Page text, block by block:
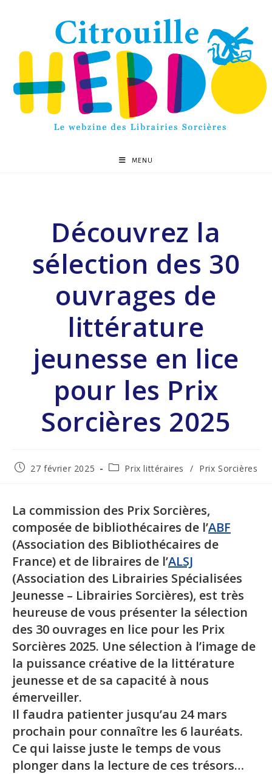
MENU
Découvrez la
sélection des 30
ouvrages de
littérature
jeunesse en lice
pour les Prix
Sorcières 2025
27 février 2025 Prix littéraires / Prix Sorcières
La commission des Prix Sorcières,
composée de bibliothécaires de l’ABF
(Association des Bibliothécaires de
France) et de libraires de l’ALSJ
(Association des Librairies Spécialisées
Jeunesse – Librairies Sorcières), est très
heureuse de vous présenter la sélection
des 30 ouvrages en lice pour les Prix
Sorcières 2025. Une sélection à l’image de
la puissance créative de la littérature
jeunesse et de sa capacité à nous
émerveiller.
Il faudra patienter jusqu’au 24 mars
prochain pour connaître les 6 lauréats.
Ce qui laisse juste le temps de vous
plonger dans la lecture de ces trésors…